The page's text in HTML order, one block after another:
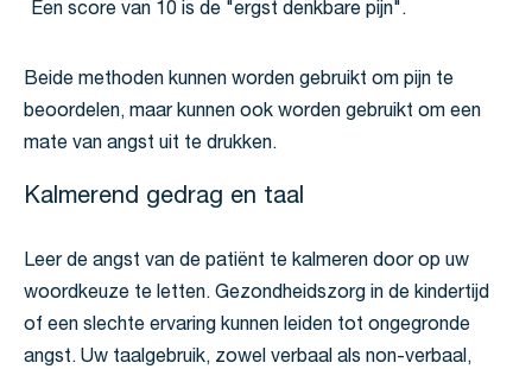
Een score van 10 is de "ergst denkbare pijn".
Beide methoden kunnen worden gebruikt om pijn te
beoordelen, maar kunnen ook worden gebruikt om een
mate van angst uit te drukken.
Kalmerend gedrag en taal
Leer de angst van de patiënt te kalmeren door op uw
woordkeuze te letten. Gezondheidszorg in de kindertijd
of een slechte ervaring kunnen leiden tot ongegronde
angst. Uw taalgebruik, zowel verbaal als non-verbaal,